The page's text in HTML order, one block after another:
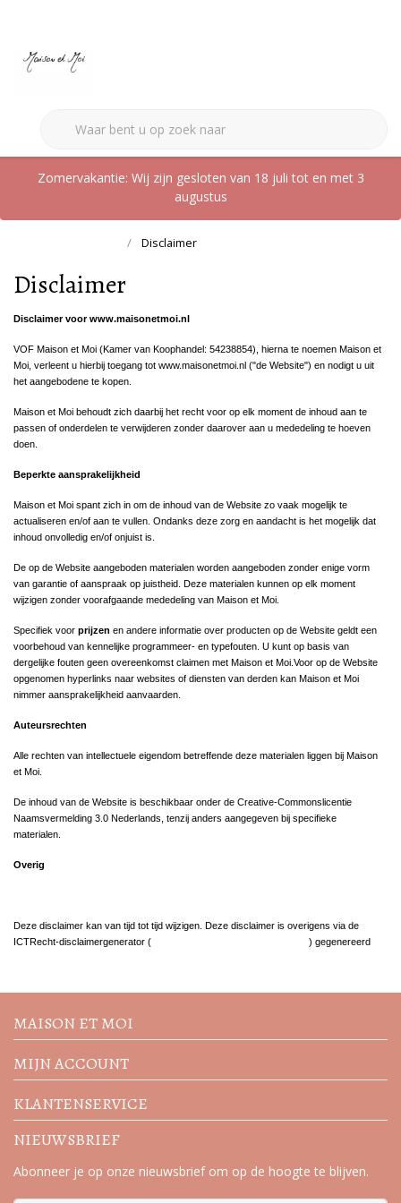
Zomervakantie: Wij zijn gesloten van 18 juli tot en met 3
augustus
Disclaimer
Disclaimer
Disclaimer voor www.maisonetmoi.nl
VOF Maison et Moi (Kamer van Koophandel: 54238854), hierna te noemen Maison et
Moi, verleent u hierbij toegang tot www.maisonetmoi.nl ("de Website") en nodigt u uit
het aangebodene te kopen.
Maison et Moi behoudt zich daarbij het recht voor op elk moment de inhoud aan te
passen of onderdelen te verwijderen zonder daarover aan u mededeling te hoeven
doen.
Beperkte aansprakelijkheid
Maison et Moi spant zich in om de inhoud van de Website zo vaak mogelijk te
actualiseren en/of aan te vullen. Ondanks deze zorg en aandacht is het mogelijk dat
inhoud onvolledig en/of onjuist is.
De op de Website aangeboden materialen worden aangeboden zonder enige vorm
van garantie of aanspraak op juistheid. Deze materialen kunnen op elk moment
wijzigen zonder voorafgaande mededeling van Maison et Moi.
Specifiek voor prijzen en andere informatie over producten op de Website geldt een
voorbehoud van kennelijke programmeer- en typefouten. U kunt op basis van
dergelijke fouten geen overeenkomst claimen met Maison et Moi.Voor op de Website
opgenomen hyperlinks naar websites of diensten van derden kan Maison et Moi
nimmer aansprakelijkheid aanvaarden.
Auteursrechten
Alle rechten van intellectuele eigendom betreffende deze materialen liggen bij Maison
et Moi.
De inhoud van de Website is beschikbaar onder de Creative-Commonslicentie
Naamsvermelding 3.0 Nederlands, tenzij anders aangegeven bij specifieke
materialen.
Overig
Deze disclaimer kan van tijd tot tijd wijzigen. Deze disclaimer is overigens via de
ICTRecht-disclaimergenerator (
) gegenereerd
Volg de nieuwste trends en
acties
MAISON ET MOI
MIJN ACCOUNT
KLANTENSERVICE
NIEUWSBRIEF
Abonneer je op onze nieuwsbrief om op de hoogte te blijven.